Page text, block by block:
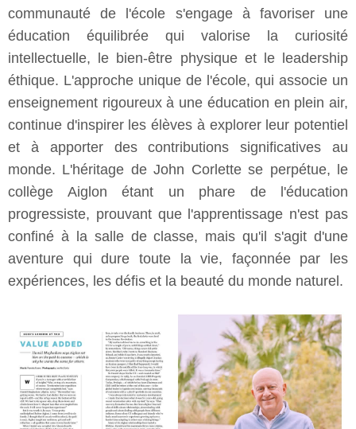
communauté de l'école s'engage à favoriser une
éducation équilibrée qui valorise la curiosité
intellectuelle, le bien-être physique et le leadership
éthique. L'approche unique de l'école, qui associe un
enseignement rigoureux à une éducation en plein air,
continue d'inspirer les élèves à explorer leur potentiel
et à apporter des contributions significatives au
monde. L'héritage de John Corlette se perpétue, le
collège Aiglon étant un phare de l'éducation
progressiste, prouvant que l'apprentissage n'est pas
confiné à la salle de classe, mais qu'il s'agit d'une
aventure qui dure toute la vie, façonnée par les
expériences, les défis et la beauté du monde naturel.